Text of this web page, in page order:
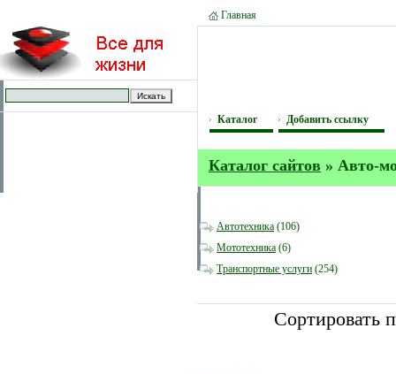
Главная
Каталог Добавить ссылку
Каталог сайтов » Авто-
Автотехника (106)
Мототехника (6)
Транспортные услуги (254)
Сортировать